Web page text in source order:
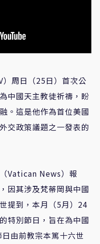
周日（25日）首次公
中國天主教徒祈禱，盼
。這是他作為首位美國
交政策議題之一發表的
Vatican News）報
因其涉及梵蒂岡與中國
提到，本月（5月）24
特別節日，旨在為中國
由前教宗本篤十六世